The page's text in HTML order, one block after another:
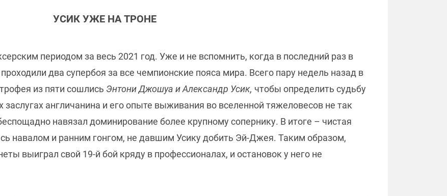
УСИК УЖЕ НА ТРОНЕ
периодом за весь 2021 год. Уже и не вспомнить, когда в последний раз в
два супербоя за все чемпионские пояса мира. Всего пару недель назад в
из пяти сошлись Энтони Джошуа и Александр Усик, чтобы определить судьбу
заслугах англичанина и его опыте выживания во вселенной тяжеловесов не так
навязал доминирование более крупному сопернику. В итоге – чистая
навалом и ранним гонгом, не давшим Усику добить Эй-Джея. Таким образом,
выиграл свой 19-й бой кряду в профессионалах, и остановок у него не